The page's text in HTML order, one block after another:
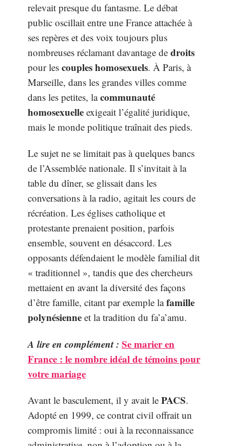
relevait presque du fantasme. Le débat
public oscillait entre une France attachée à
ses repères et des voix toujours plus
nombreuses réclamant davantage de droits
pour les couples homosexuels. À Paris, à
Marseille, dans les grandes villes comme
dans les petites, lacommunauté
homosexuelle exigeait l’égalité juridique,
mais le monde politique traînait des pieds.
Le sujet ne se limitait pas à quelques bancs
de l’Assemblée nationale. Il s’invitait à la
table du dîner, se glissait dans les
conversations à la radio, agitait les cours de
récréation. Les églises catholique et
protestante prenaient position, parfois
ensemble, souvent en désaccord. Les
opposants défendaient le modèle familial dit
« traditionnel », tandis que des chercheurs
mettaient en avant la diversité des façons
d’être famille, citant par exemple lafamille
polynésienne et la tradition du fa’a’amu.
A lire en complément : Se marier en
France : le nombre idéal de témoins pour
votre mariage
Avant le basculement, il y avait le PACS.
Adopté en 1999, ce contrat civil offrait un
compromis limité : oui à la reconnaissance